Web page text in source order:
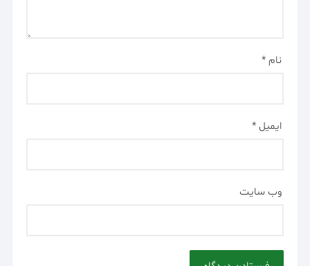
نام*
ایمیل*
وب‌ سایت